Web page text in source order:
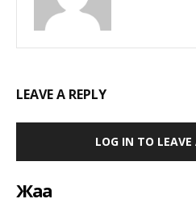
LEAVE A REPLY
LOG IN TO
Жаңа